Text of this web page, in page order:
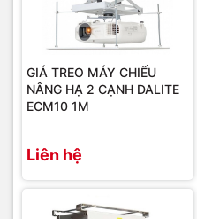
GIÁ TREO MÁY CHIẾU
NÂNG HẠ 2 CẠNH DALITE
ECM10 1M
Liên hệ